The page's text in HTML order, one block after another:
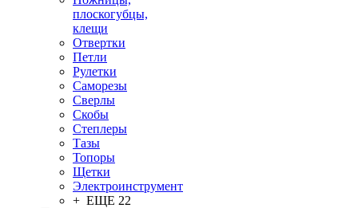
плоскогубцы,
клещи
Отвертки
Петли
Рулетки
Саморезы
Сверлы
Скобы
Степлеры
Тазы
Топоры
Щетки
Электроинструмент
+ ЕЩЕ 22